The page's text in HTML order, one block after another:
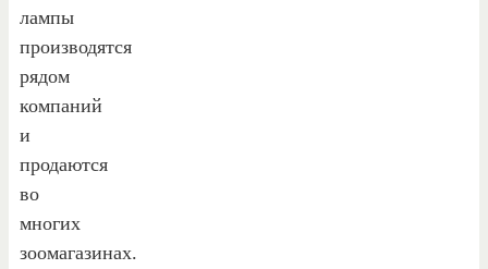
лампы
производятся
рядом
компаний
и
продаются
во
многих
зоомагазинах.